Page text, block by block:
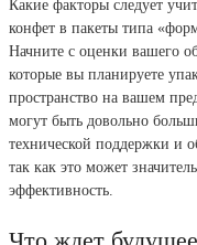
Какие факторы следует
конфет в пакеты типа
Начните с оценки вашего
которые вы планируете
пространство на вашем
могут быть довольно
технической поддержки и
так как это может
эффективность.